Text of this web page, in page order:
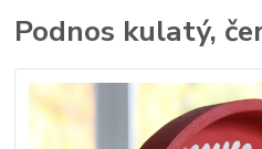
Podnos kulatý,